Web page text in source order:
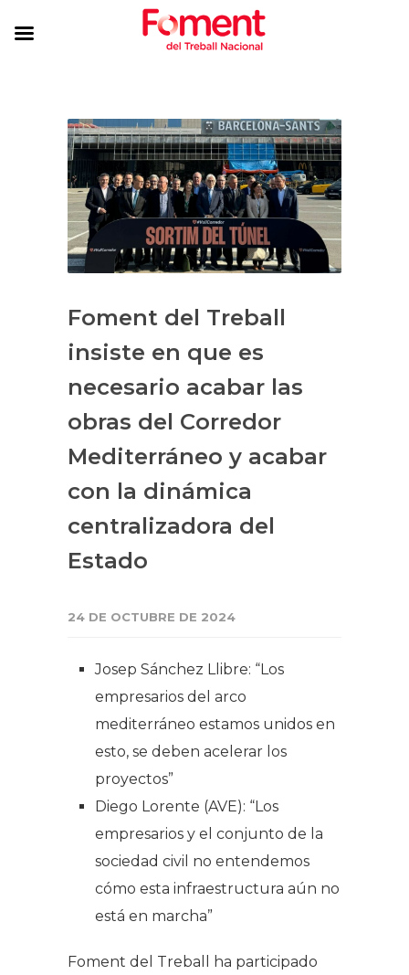
Foment del Treball
insiste en que es
necesario acabar las
obras del Corredor
Mediterráneo y acabar
con la dinámica
centralizadora del
Estado
24 DE OCTUBRE DE 2024
Josep Sánchez Llibre: “Los
empresarios del arco
mediterráneo estamos unidos en
esto, se deben acelerar los
proyectos”
Diego Lorente (AVE): “Los
empresarios y el conjunto de la
sociedad civil no entendemos
cómo esta infraestructura aún no
está en marcha”
Foment del Treball ha participado